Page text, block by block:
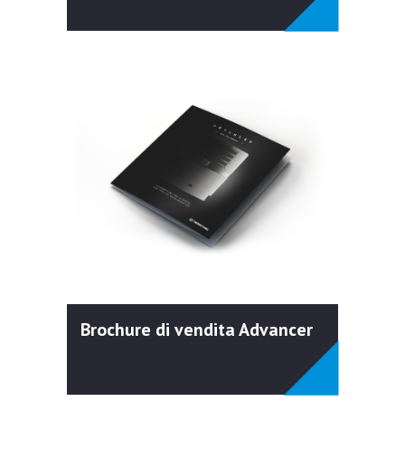
Brochure di vendita Advancer